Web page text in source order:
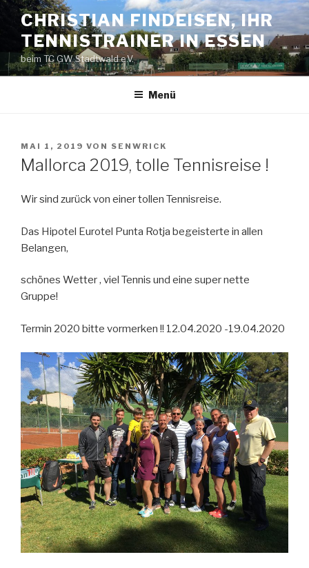
Zum
Inhalt
springen
CHRISTIAN FINDEISEN, IHR
TENNISTRAINER IN ESSEN
beim TC GW Stadtwald e.V.
Menü
VERÖFFENTLICHT
AM
MAI 1, 2019 VON SENWRICK
Mallorca 2019, tolle Tennisreise !
Wir sind zurück von einer tollen Tennisreise.
Das Hipotel Eurotel Punta Rotja begeisterte in allen
Belangen,
schönes Wetter , viel Tennis und eine super nette
Gruppe!
Termin 2020 bitte vormerken !! 12.04.2020 -19.04.2020